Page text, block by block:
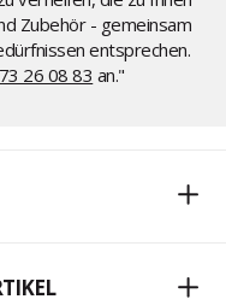
Zubehör - gemeinsam
entsprechen.
26 08 83 an."